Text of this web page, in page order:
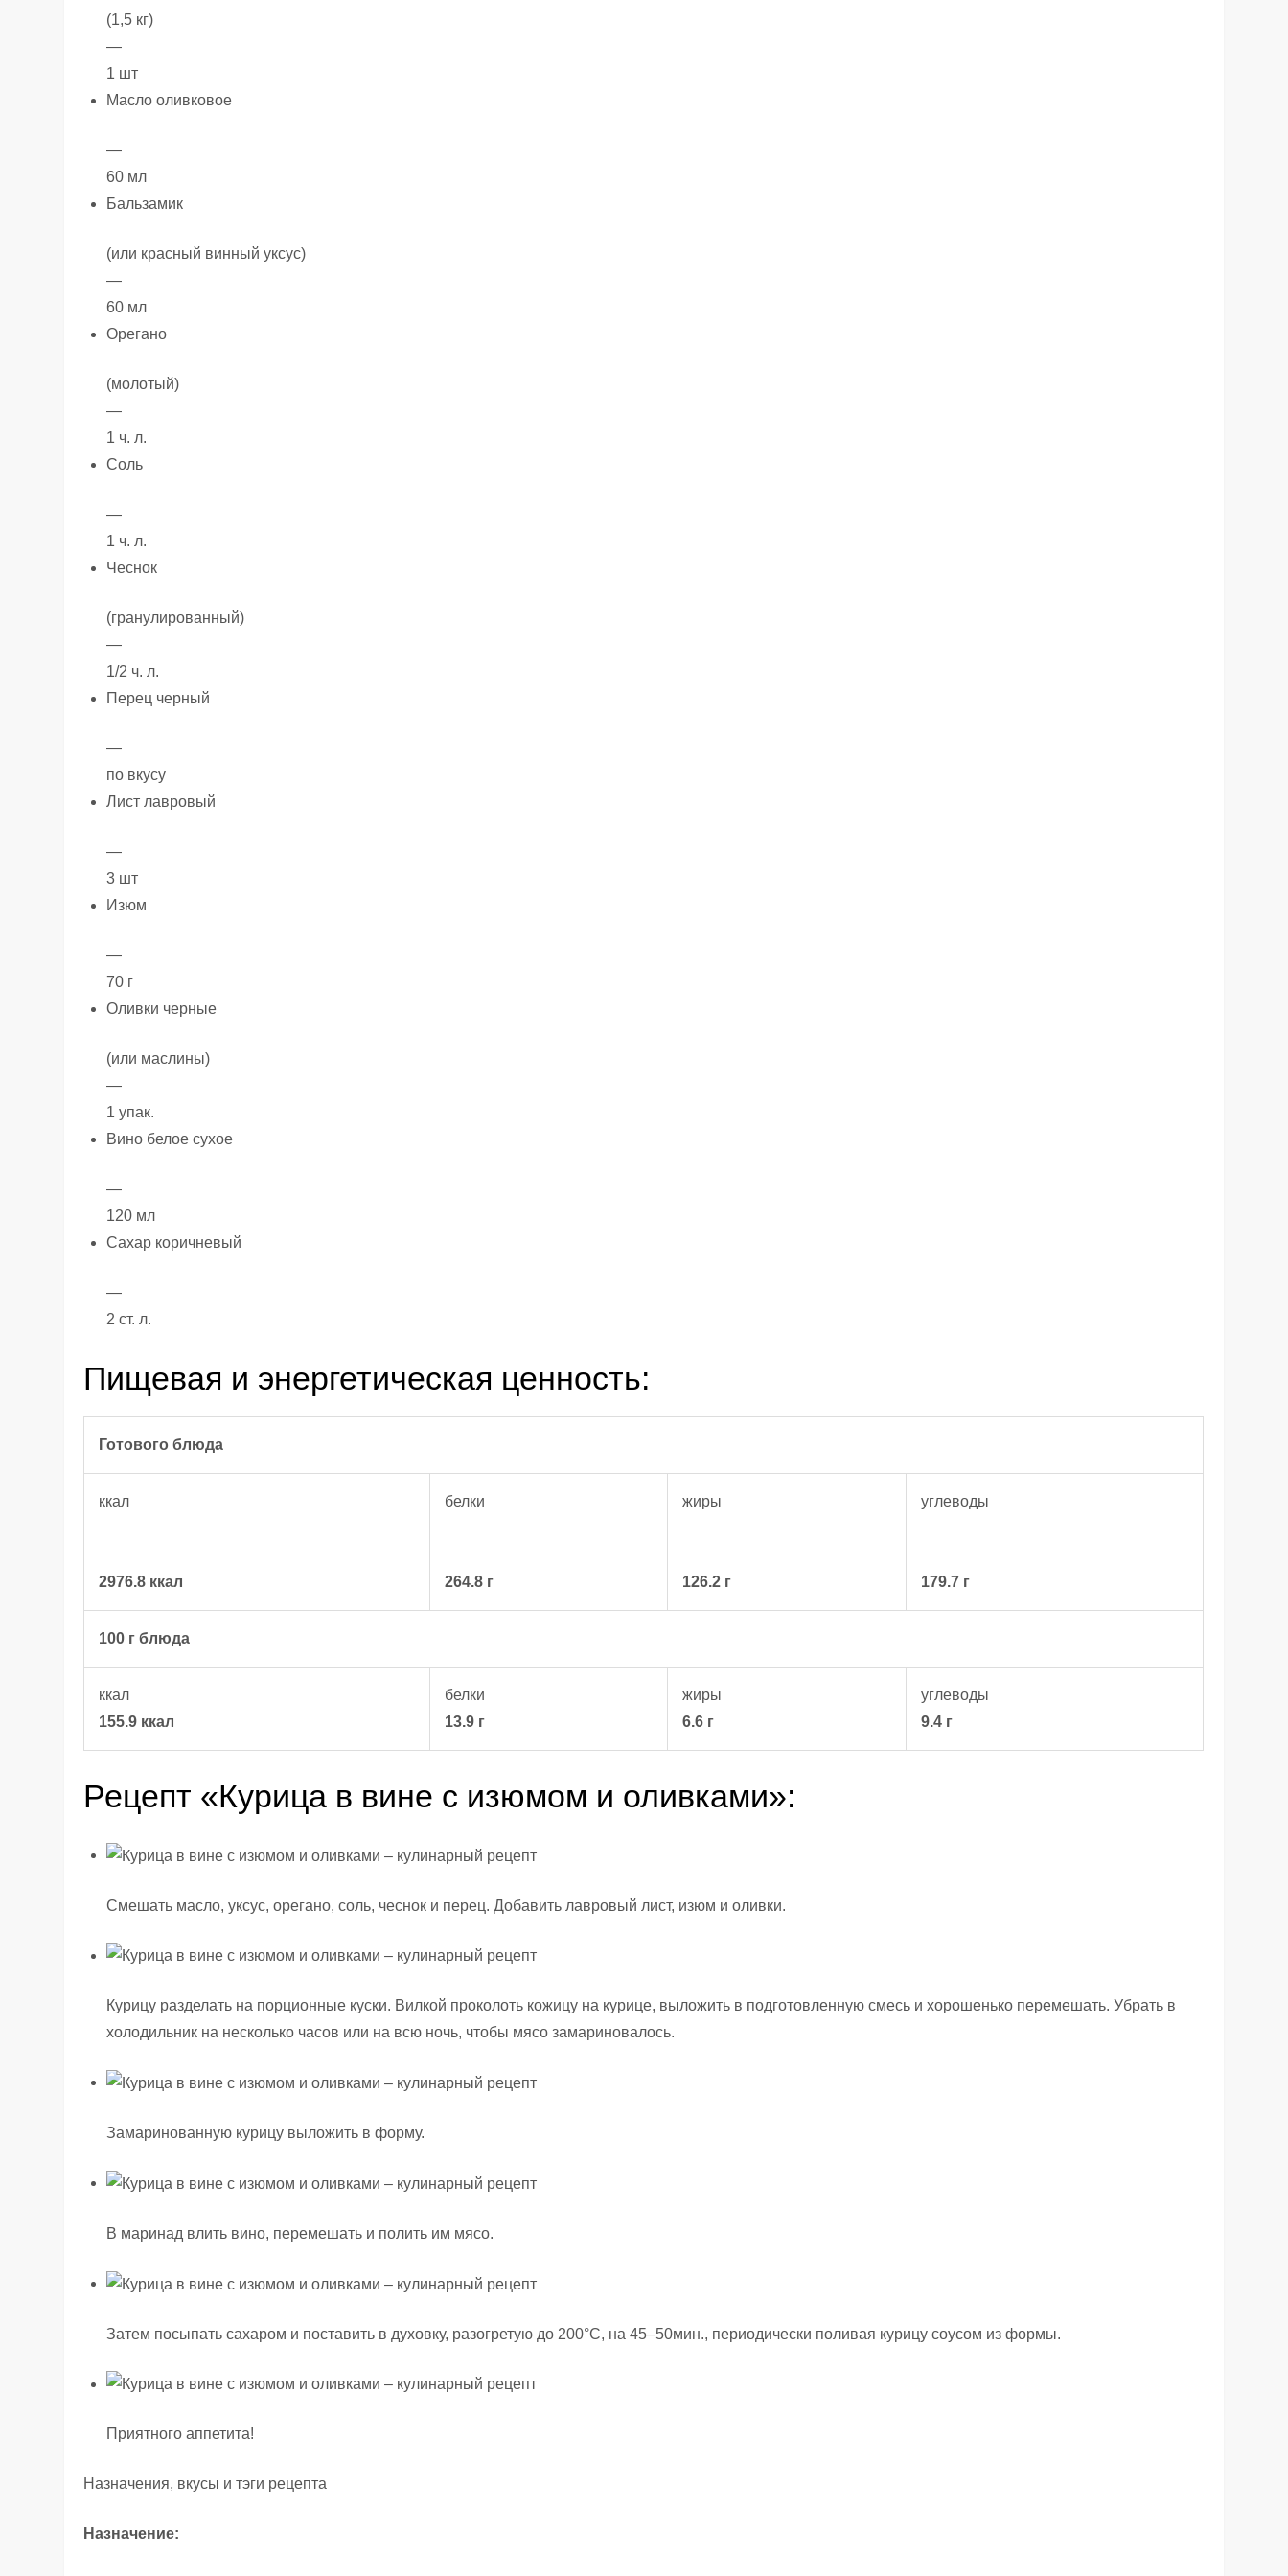
(1,5 кг)
—
1 шт
Масло оливковое
—
60 мл
Бальзамик
(или красный винный уксус)
—
60 мл
Орегано
(молотый)
—
1 ч. л.
Соль
—
1 ч. л.
Чеснок
(гранулированный)
—
1/2 ч. л.
Перец черный
—
по вкусу
Лист лавровый
—
3 шт
Изюм
—
70 г
Оливки черные
(или маслины)
—
1 упак.
Вино белое сухое
—
120 мл
Сахар коричневый
—
2 ст. л.
Пищевая и энергетическая ценность:
Готового блюда
ккал
2976.8 ккал
белки
264.8 г
жиры
126.2 г
углеводы
179.7 г
100 г блюда
ккал
155.9 ккал
белки
13.9 г
жиры
6.6 г
углеводы
9.4 г
Рецепт «Курица в вине с изюмом и оливками»:
Смешать масло, уксус, орегано, соль, чеснок и перец. Добавить лавровый лист, изюм и оливки.
Курицу разделать на порционные куски. Вилкой проколоть кожицу на курице, выложить в подготовленную смесь и хорошенько перемешать. Убрать в
холодильник на несколько часов или на всю ночь, чтобы мясо замариновалось.
Замаринованную курицу выложить в форму.
В маринад влить вино, перемешать и полить им мясо.
Затем посыпать сахаром и поставить в духовку, разогретую до 200°C, на 45–50мин., периодически поливая курицу соусом из формы.
Приятного аппетита!
Назначения, вкусы и тэги рецепта
Назначение: